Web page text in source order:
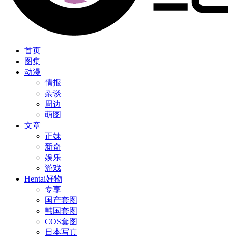
首页
图集
动漫
情报
杂谈
周边
萌图
文章
正妹
新奇
娱乐
游戏
Hentai好物
专享
国产套图
韩国套图
COS套图
日本写真